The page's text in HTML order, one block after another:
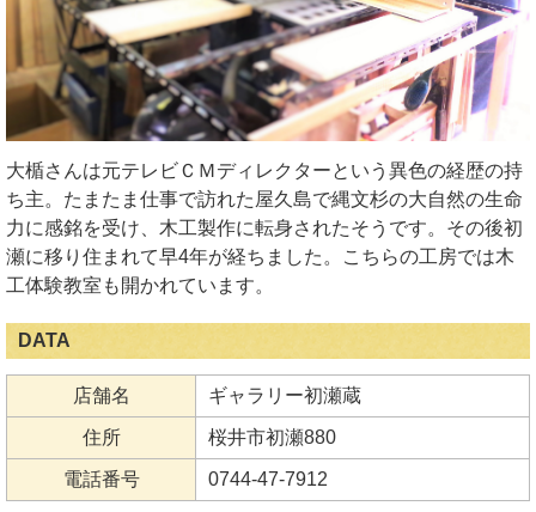
大楯さんは元テレビＣＭディレクターという異色の経歴の持
ち主。たまたま仕事で訪れた屋久島で縄文杉の大自然の生命
力に感銘を受け、木工製作に転身されたそうです。その後初
瀬に移り住まれて早4年が経ちました。こちらの工房では木
工体験教室も開かれています。
DATA
店舗名 ギャラリー初瀬蔵
住所 桜井市初瀬880
電話番号 0744-47-7912